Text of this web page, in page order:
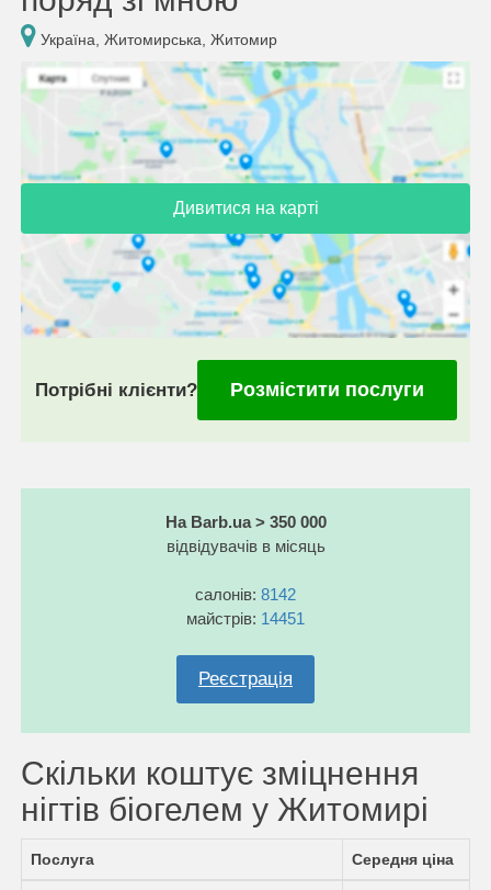
Україна, Житомирська, Житомир
Дивитися на карті
Потрібні клієнти? Розмістити послуги
На Barb.ua > 350 000
відвідувачів в місяць
салонів: 8142
майстрів: 14451
Реєстрація
Скільки коштує зміцнення
нігтів біогелем у Житомирі
Послуга Середня ціна